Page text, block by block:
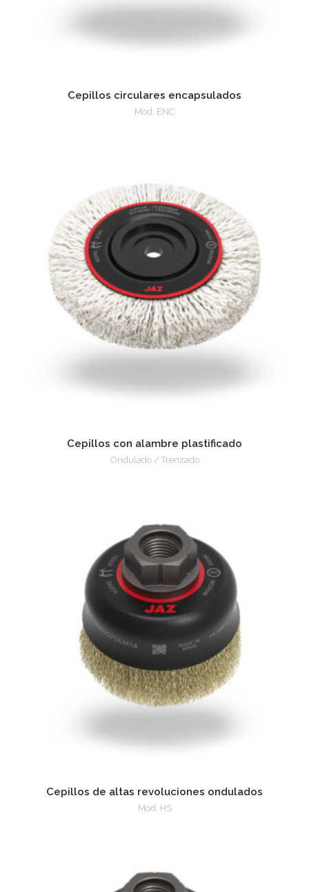
Cepillos circulares encapsulados
Mod. ENC
Cepillos con alambre plastificado
Ondulado / Trenzado
Cepillos de altas revoluciones ondulados
Mod. HS